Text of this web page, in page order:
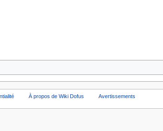
À propos de Wiki Dofus Avertissements